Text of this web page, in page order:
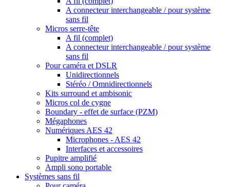
A connecteur interchangeable / pour système
sans fil
Micros serre-tête
A fil (complet)
A connecteur interchangeable / pour système
sans fil
Pour caméra et DSLR
Unidirectionnels
Stéréo / Omnidirectionnels
Kits surround et ambisonic
Micros col de cygne
Boundary - effet de surface (PZM)
Mégaphones
Numériques AES 42
Microphones - AES 42
Interfaces et accessoires
Pupitre amplifié
Ampli sono portable
Systèmes sans fil